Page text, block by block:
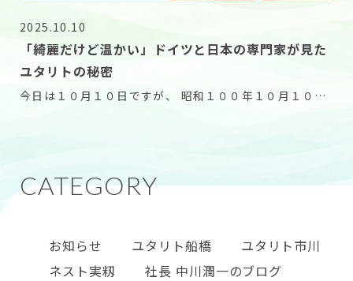
2025.10.10
「綺麗だけど温かい」ドイツと日本の専門家が見た
ユタリトの秘密
今日は１０月１０日ですが、 昭和１００年１０月１０日
お知らせ ユタリト船橋
ユタリト市川
ネスト実籾
社長 中川潤一のブログ